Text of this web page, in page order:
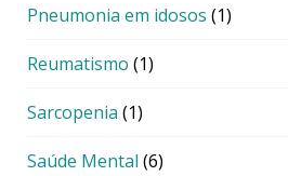
Pneumonia em idosos (1)
Reumatismo (1)
Sarcopenia (1)
Saúde Mental (6)